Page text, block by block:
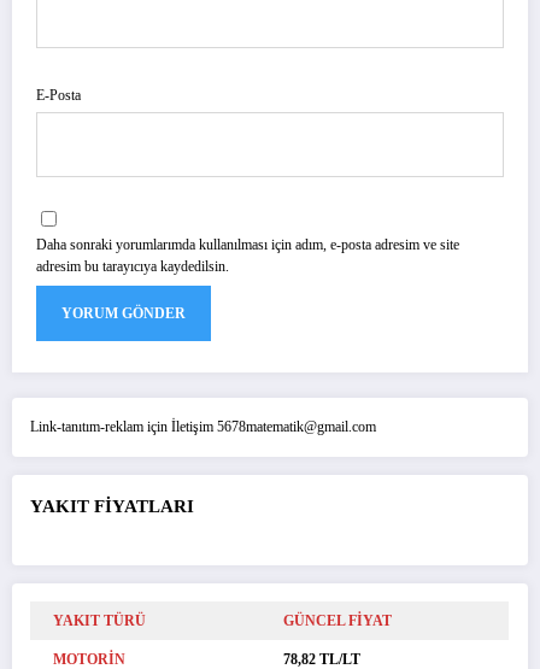
E-Posta
Daha sonraki yorumlarımda kullanılması için adım, e-posta adresim ve site
adresim bu tarayıcıya kaydedilsin.
Link-tanıtım-reklam için İletişim 5678matematik@gmail.com
YAKIT FİYATLARI
YAKIT TÜRÜ GÜNCEL FİYAT
MOTORİN 78,82 TL/LT